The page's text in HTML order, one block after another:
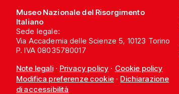
Museo Nazionale del Risorgimento
Italiano
Sede legale:
Via Accademia delle Scienze 5, 10123 Torino
P. IVA 08035780017
Note legali· Privacy policy · Cookie policy
Modifica preferenze cookie· Dichiarazione
di accessibilità